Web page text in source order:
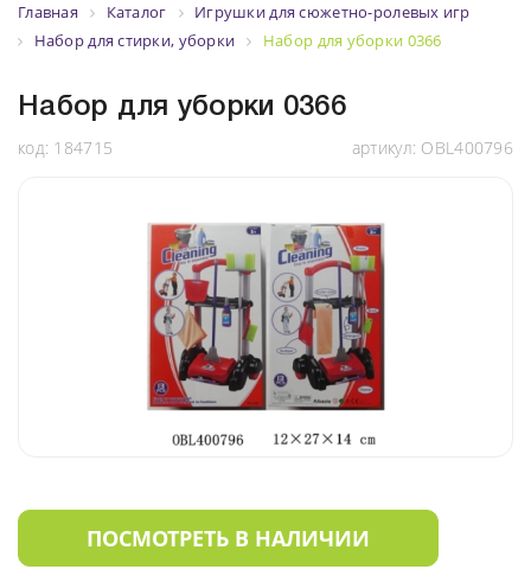
Главная Каталог
Игрушки для сюжетно-ролевых игр
Набор для стирки, уборки
Набор для уборки 0366
Набор для уборки 0366
код: 184715 артикул: OBL400796
ПОСМОТРЕТЬ В НАЛИЧИИ